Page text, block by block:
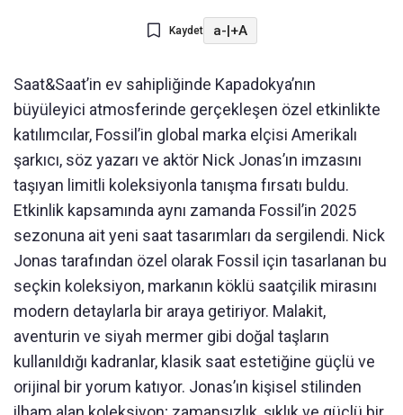
Kaydet a-|+A
Saat&Saat’in ev sahipliğinde Kapadokya’nın
büyüleyici atmosferinde gerçekleşen özel etkinlikte
katılımcılar, Fossil’in global marka elçisi Amerikalı
şarkıcı, söz yazarı ve aktör Nick Jonas’ın imzasını
taşıyan limitli koleksiyonla tanışma fırsatı buldu.
Etkinlik kapsamında aynı zamanda Fossil’in 2025
sezonuna ait yeni saat tasarımları da sergilendi. Nick
Jonas tarafından özel olarak Fossil için tasarlanan bu
seçkin koleksiyon, markanın köklü saatçilik mirasını
modern detaylarla bir araya getiriyor. Malakit,
aventurin ve siyah mermer gibi doğal taşların
kullanıldığı kadranlar, klasik saat estetiğine güçlü ve
orijinal bir yorum katıyor. Jonas’ın kişisel stilinden